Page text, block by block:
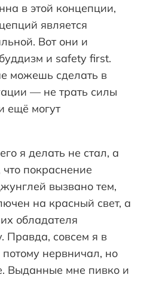
в этой концепции,
является
Вот они и
и safety first.
можешь сделать в
— не трать силы
ещё могут
я делать не стал, а
покраснение
вызвано тем,
на красный свет, а
обладателя
Правда, совсем я в
нервничал, но
Выданные мне пивко и